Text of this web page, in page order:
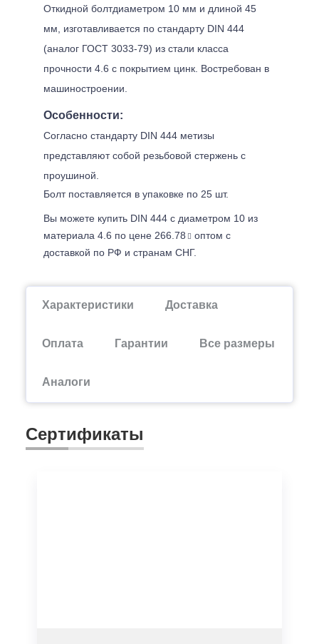
Откидной болтдиаметром 10 мм и длиной 45
мм, изготавливается по стандарту DIN 444
(аналог ГОСТ 3033-79) из стали класса
прочности 4.6 с покрытием цинк. Востребован в
машиностроении.
Особенности:
Согласно стандарту DIN 444 метизы
представляют собой резьбовой стержень с
проушиной.
Болт поставляется в упаковке по 25 шт.
Вы можете купить DIN 444 с диаметром 10 из
материала 4.6 по цене 266.78
оптом с
доставкой по РФ и странам СНГ.
Характеристики Доставка
Оплата Гарантии Все размеры
Аналоги
Сертификаты